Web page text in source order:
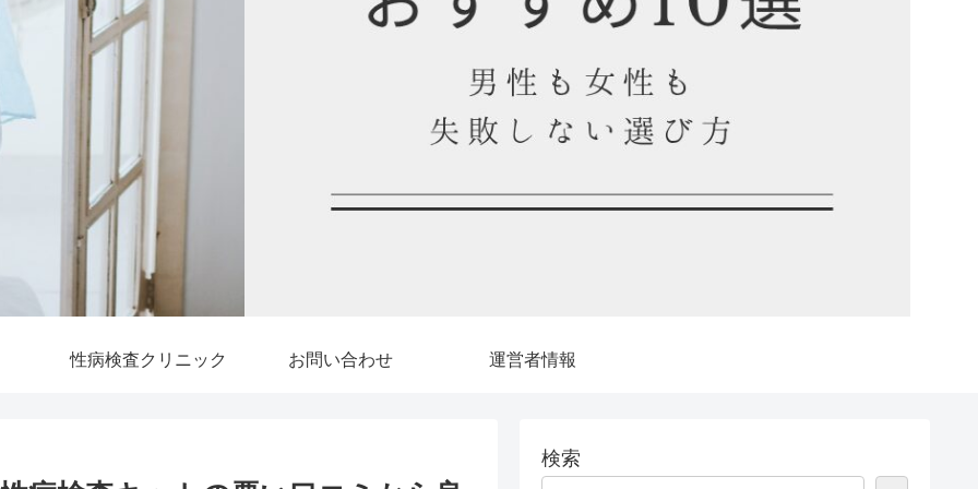
性病検査クリニック お問い合わせ 運営者情報
検索